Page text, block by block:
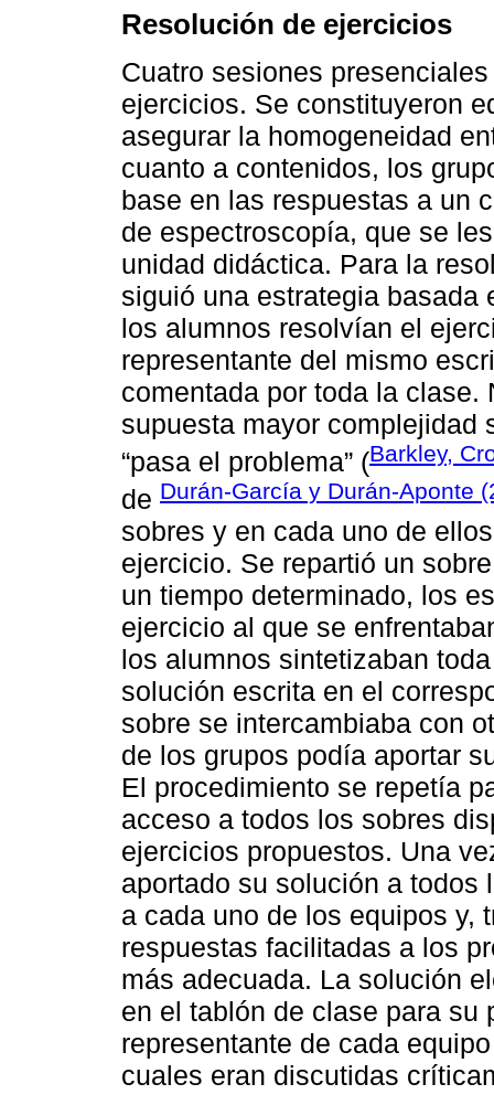
Resolución de ejercicios
Cuatro sesiones
ejercicios. Se constituyeron
asegurar la homogeneidad
cuanto a contenidos, los
base en las respuestas a un
de espectroscopía, que se
unidad didáctica. Para la
siguió una estrategia basada
los alumnos resolvían el
representante del mismo
comentada por toda la
supuesta mayor complejidad
“pasa el problema” (Barkley,
de Durán-García y Durán-Aponte
sobres y en cada uno de
ejercicio. Se repartió un
un tiempo determinado, los
ejercicio al que se
los alumnos sintetizaban
solución escrita en el
sobre se intercambiaba con
de los grupos podía aportar
El procedimiento se repetía
acceso a todos los sobres
ejercicios propuestos. Una
aportado su solución a todos
a cada uno de los equipos y,
respuestas facilitadas a los
más adecuada. La solución
en el tablón de clase para su
representante de cada
cuales eran discutidas